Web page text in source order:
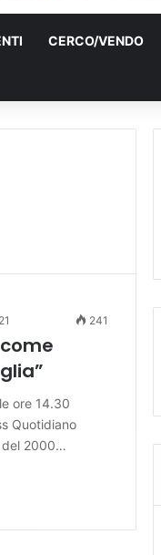
CERCO/VENDO
241
ore 14.30
Quotidiano
del 2000…